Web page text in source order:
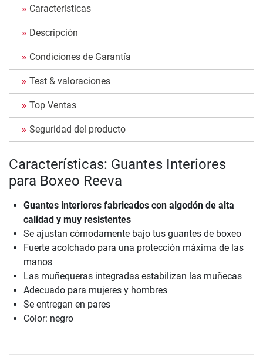
Características
Descripción
Condiciones de Garantía
Test & valoraciones
Top Ventas
Seguridad del producto
Características: Guantes Interiores
para Boxeo Reeva
Guantes interiores fabricados con algodón de alta
calidad y muy resistentes
Se ajustan cómodamente bajo tus guantes de boxeo
Fuerte acolchado para una protección máxima de las
manos
Las muñequeras integradas estabilizan las muñecas
Adecuado para mujeres y hombres
Se entregan en pares
Color: negro